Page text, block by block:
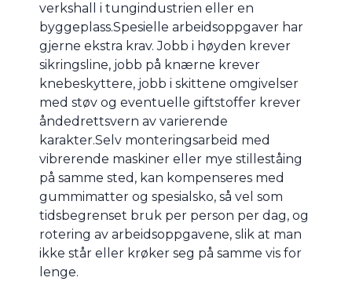
verkshall i tungindustrien eller en
byggeplass.Spesielle arbeidsoppgaver har
gjerne ekstra krav. Jobb i høyden krever
sikringsline, jobb på knærne krever
knebeskyttere, jobb i skittene omgivelser
med støv og eventuelle giftstoffer krever
åndedrettsvern av varierende
karakter.Selv monteringsarbeid med
vibrerende maskiner eller mye stilleståing
på samme sted, kan kompenseres med
gummimatter og spesialsko, så vel som
tidsbegrenset bruk per person per dag, og
rotering av arbeidsoppgavene, slik at man
ikke står eller krøker seg på samme vis for
lenge.